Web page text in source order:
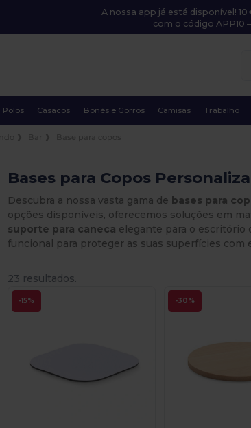
A nossa app já está disponível!
com o código APP10
Polos Casacos Bonés e Gorros Camisas Trabalho
Bases para Copos
Descubra a nossa vasta gama de bases para
opções disponíveis, oferecemos soluções em
suporte para caneca elegante para o escritório
funcional para proteger as suas superfícies com
23 resultados.
-15% -30%